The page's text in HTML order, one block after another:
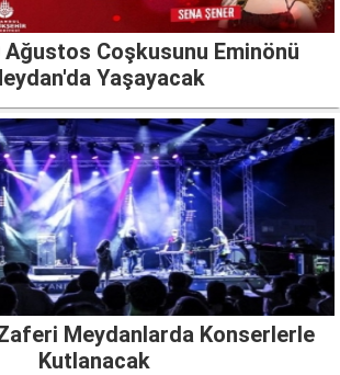
Coşkusunu Eminönü
Yaşayacak
Meydanlarda Konserlerle
Kutlanacak